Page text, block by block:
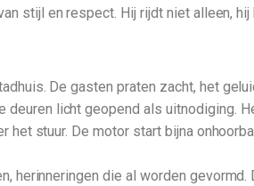
stijl en respect. Hij rijdt niet alleen,
De gasten praten zacht, het
licht geopend als uitnodiging.
stuur. De motor start bijna
herinneringen die al worden